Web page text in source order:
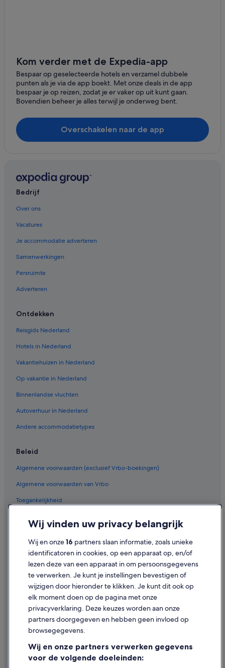
Villa's in Ayia Napa
Villa's in Nicosia
Kom verder met de Expedia-app
Bespaar op geselecteerde hotels en verzamel dubbele
punten als je via de app boekt. Met onze deals in de app
bespaar je op reizen, zodat je er vaker op uit kunt gaan.
Bovendien beheer je alles terwijl je onderweg bent.
Overschakelen naar de app
Bedrijf
Over ons
Vacatures
Je accommodatie adverteren
Samenwerkingen
Persruimte
Adverteren
Ontdekken
Reisgids Nederland
Hotels in Nederland
Vakantiehuizen in Nederland
Op vakantie in Nederland
Binnenlandse vluchten
Autoverhuur in Nederland
Andere accommodatietypes
Beleid
Algemene voorwaarden (exclusief Vrbo-boekingen)
Algemene voorwaarden van Vrbo
Toegankelijkheid
Gebruiksvoorwaarden
Juridische informatie/Contact
Inhoudsrichtlijnen en inhoud rapporteren
Hulp
Contact
Restitutieproces en tijdsbestek
Wij vinden uw privacy belangrijk
Wij en onze16 partners slaan informatie, zoals unieke
identificatoren in cookies, op een apparaat op, en/of
lezen deze van een apparaat in om persoonsgegevens
te verwerken. Je kunt je instellingen bevestigen of
wijzigen door hieronder te klikken. Je kunt dit ook op
elk moment doen op de pagina met onze
privacyverklaring. Deze keuzes worden aan onze
partners doorgegeven en hebben geen invloed op
browsegegevens.
Wij en onze partners verwerken gegevens
voor de volgende doeleinden: